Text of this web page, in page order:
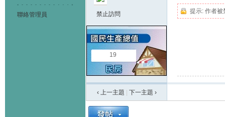
聯絡管理員 禁止訪問
19
提示: 作者被
‹ 上一主題 下一主題 ›